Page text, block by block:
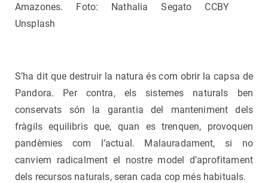
Amazones. Foto: Nathalia Segato CCBY
Unsplash
S’ha dit que destruir la natura és com obrir la capsa de
Pandora. Per contra, els sistemes naturals ben
conservats són la garantia del manteniment dels
fràgils equilibris que, quan es trenquen, provoquen
pandèmies com l’actual. Malauradament, si no
canviem radicalment el nostre model d’aprofitament
dels recursos naturals, seran cada cop més habituals.